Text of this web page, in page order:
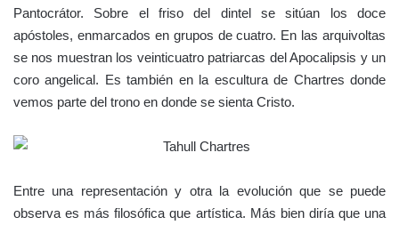
Pantocrátor. Sobre el friso del dintel se sitúan los doce
apóstoles, enmarcados en grupos de cuatro. En las arquivoltas
se nos muestran los veinticuatro patriarcas del Apocalipsis y un
coro angelical. Es también en la escultura de Chartres donde
vemos parte del trono en donde se sienta Cristo.
Entre una representación y otra la evolución que se puede
observa es más filosófica que artística. Más bien diría que una